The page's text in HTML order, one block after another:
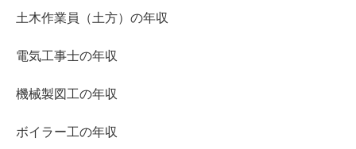
土木作業員（土方）の年収
電気工事士の年収
機械製図工の年収
ボイラー工の年収